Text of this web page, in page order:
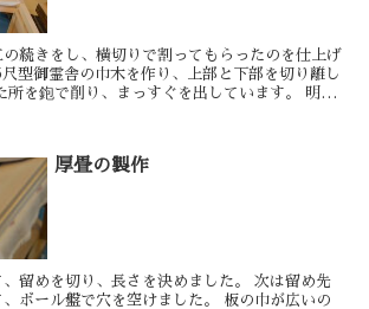
続きをし、横切りで割ってもらったのを仕上げ
型御霊舎の巾木を作り、上部と下部を切り離し
所を鉋で削り、まっすぐを出しています。 明日
厚畳の製作
留めを切り、長さを決めました。 次は留め先
ボール盤で穴を空けました。 板の巾が広いの